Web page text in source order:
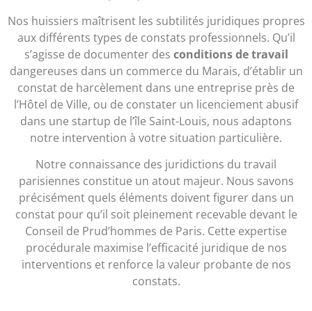
Nos huissiers maîtrisent les subtilités juridiques propres
aux différents types de constats professionnels. Qu’il
s’agisse de documenter des conditions de travail
dangereuses dans un commerce du Marais, d’établir un
constat de harcèlement dans une entreprise près de
l’Hôtel de Ville, ou de constater un licenciement abusif
dans une startup de l’île Saint-Louis, nous adaptons
notre intervention à votre situation particulière.
Notre connaissance des juridictions du travail
parisiennes constitue un atout majeur. Nous savons
précisément quels éléments doivent figurer dans un
constat pour qu’il soit pleinement recevable devant le
Conseil de Prud’hommes de Paris. Cette expertise
procédurale maximise l’efficacité juridique de nos
interventions et renforce la valeur probante de nos
constats.